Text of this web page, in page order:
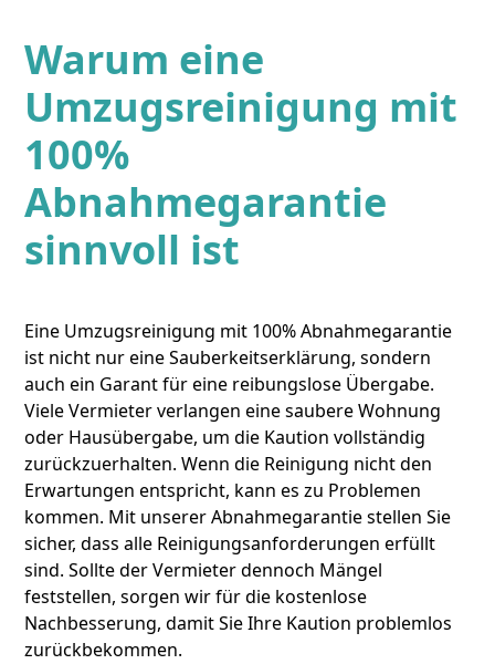
Warum eine
Umzugsreinigung mit
100%
Abnahmegarantie
sinnvoll ist
Eine Umzugsreinigung mit 100% Abnahmegarantie
ist nicht nur eine Sauberkeitserklärung, sondern
auch ein Garant für eine reibungslose Übergabe.
Viele Vermieter verlangen eine saubere Wohnung
oder Hausübergabe, um die Kaution vollständig
zurückzuerhalten. Wenn die Reinigung nicht den
Erwartungen entspricht, kann es zu Problemen
kommen. Mit unserer Abnahmegarantie stellen Sie
sicher, dass alle Reinigungsanforderungen erfüllt
sind. Sollte der Vermieter dennoch Mängel
feststellen, sorgen wir für die kostenlose
Nachbesserung, damit Sie Ihre Kaution problemlos
zurückbekommen.